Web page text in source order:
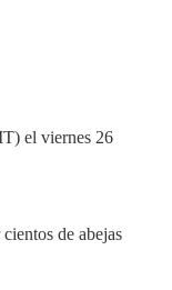
el viernes 26